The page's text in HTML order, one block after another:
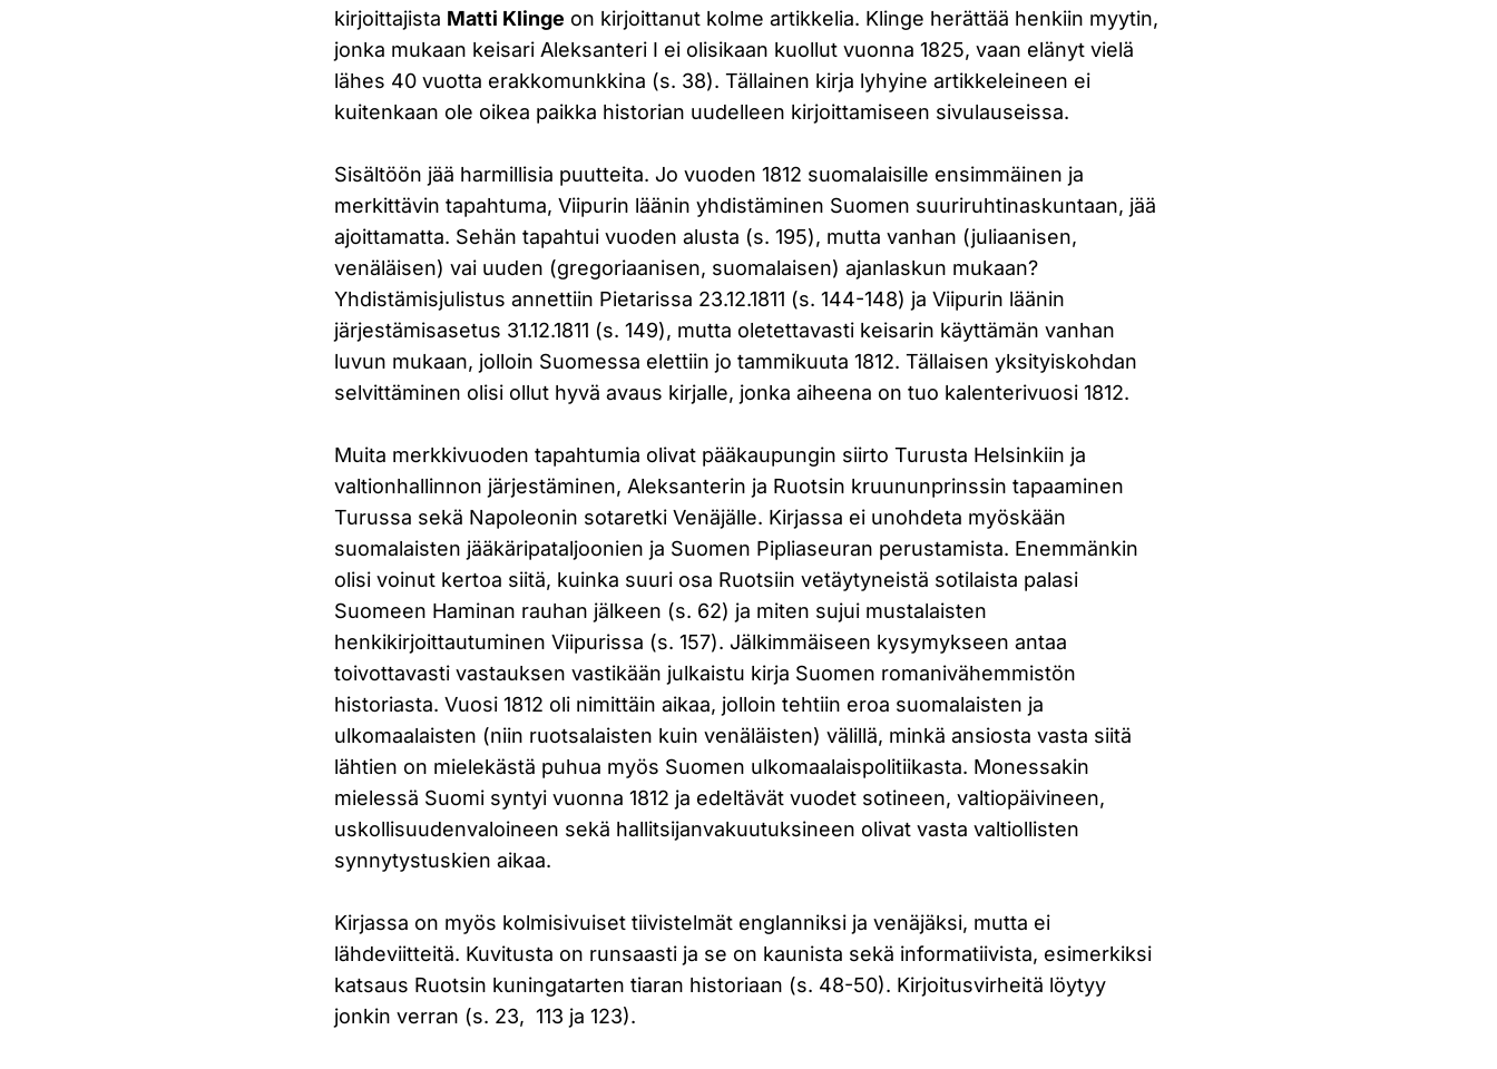
kirjoittajista Matti Klinge on kirjoittanut kolme artikkelia. Klinge herättää henkiin myytin,
jonka mukaan keisari Aleksanteri I ei olisikaan kuollut vuonna 1825, vaan elänyt vielä
lähes 40 vuotta erakkomunkkina (s. 38). Tällainen kirja lyhyine artikkeleineen ei
kuitenkaan ole oikea paikka historian uudelleen kirjoittamiseen sivulauseissa.
Sisältöön jää harmillisia puutteita. Jo vuoden 1812 suomalaisille ensimmäinen ja
merkittävin tapahtuma, Viipurin läänin yhdistäminen Suomen suuriruhtinaskuntaan, jää
ajoittamatta. Sehän tapahtui vuoden alusta (s. 195), mutta vanhan (juliaanisen,
venäläisen) vai uuden (gregoriaanisen, suomalaisen) ajanlaskun mukaan?
Yhdistämisjulistus annettiin Pietarissa 23.12.1811 (s. 144-148) ja Viipurin läänin
järjestämisasetus 31.12.1811 (s. 149), mutta oletettavasti keisarin käyttämän vanhan
luvun mukaan, jolloin Suomessa elettiin jo tammikuuta 1812. Tällaisen yksityiskohdan
selvittäminen olisi ollut hyvä avaus kirjalle, jonka aiheena on tuo kalenterivuosi 1812.
Muita merkkivuoden tapahtumia olivat pääkaupungin siirto Turusta Helsinkiin ja
valtionhallinnon järjestäminen, Aleksanterin ja Ruotsin kruununprinssin tapaaminen
Turussa sekä Napoleonin sotaretki Venäjälle. Kirjassa ei unohdeta myöskään
suomalaisten jääkäripataljoonien ja Suomen Pipliaseuran perustamista. Enemmänkin
olisi voinut kertoa siitä, kuinka suuri osa Ruotsiin vetäytyneistä sotilaista palasi
Suomeen Haminan rauhan jälkeen (s. 62) ja miten sujui mustalaisten
henkikirjoittautuminen Viipurissa (s. 157). Jälkimmäiseen kysymykseen antaa
toivottavasti vastauksen vastikään julkaistu kirja Suomen romanivähemmistön
historiasta. Vuosi 1812 oli nimittäin aikaa, jolloin tehtiin eroa suomalaisten ja
ulkomaalaisten (niin ruotsalaisten kuin venäläisten) välillä, minkä ansiosta vasta siitä
lähtien on mielekästä puhua myös Suomen ulkomaalaispolitiikasta. Monessakin
mielessä Suomi syntyi vuonna 1812 ja edeltävät vuodet sotineen, valtiopäivineen,
uskollisuudenvaloineen sekä hallitsijanvakuutuksineen olivat vasta valtiollisten
synnytystuskien aikaa.
Kirjassa on myös kolmisivuiset tiivistelmät englanniksi ja venäjäksi, mutta ei
lähdeviitteitä. Kuvitusta on runsaasti ja se on kaunista sekä informatiivista, esimerkiksi
katsaus Ruotsin kuningatarten tiaran historiaan (s. 48-50). Kirjoitusvirheitä löytyy
jonkin verran (s. 23, 113 ja 123).